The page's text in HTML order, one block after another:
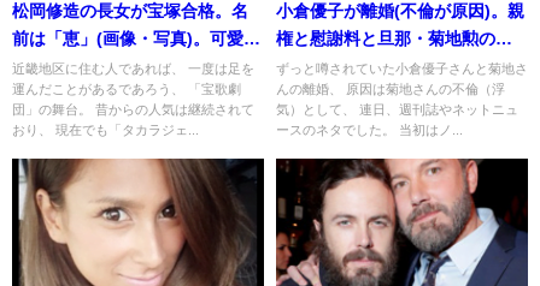
松岡修造の長女が宝塚合格。名
前は「恵」(画像・写真)。可愛く
て美人な子供(娘)の舞台デビュー
はいつ？
近畿地区に住む人であれば、 一度は足を
運んだことがあるであろう、 「宝歌劇
団」の舞台。 昔からの人気は継続されて
おり、 現在でも「タカラジェ...
小倉優子が離婚(不倫が原因)。親
権と慰謝料と旦那・菊地勲の浮
気相手の現在(馬越幸子？顔画像
馴れ初め)
ずっと噂されていた小倉優子さんと菊地さ
んの離婚、 原因は菊地さんの不倫（浮
気）として、 連日、週刊誌やネットニュ
ースのネタでした。 当初はノ...